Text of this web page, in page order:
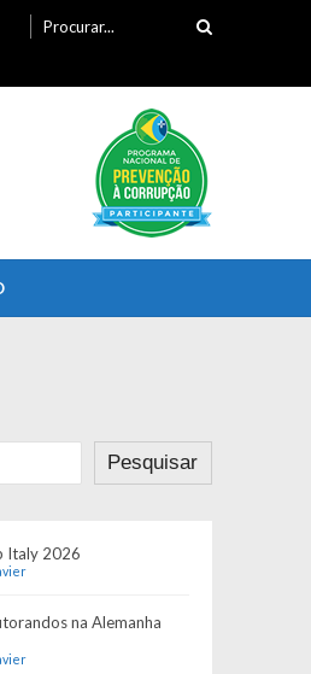
por:
Pesquisar
Italy 2026
na Alemanha